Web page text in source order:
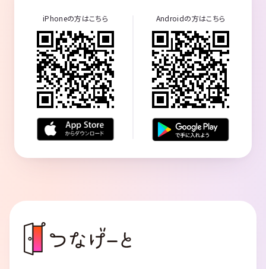
iPhoneの方はこちら Androidの方はこちら